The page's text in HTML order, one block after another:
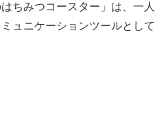
ちみつコースター」は、一人
ュニケーションツールとして